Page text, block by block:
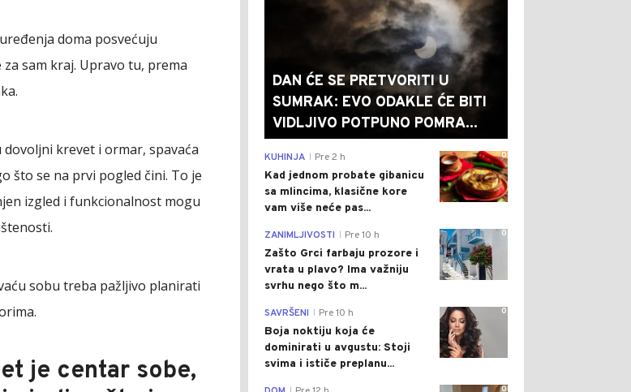
doma posvećuju
sam kraj. Upravo tu, prema
krevet i ormar, spavaća
što se na prvi pogled čini. To je
izgled i funkcionalnost mogu
sobu treba pažljivo planirati
je centar sobe,
DAN ĆE SE PRETVORITI U
SUMRAK: EVO ODAKLE ĆE BITI
VIDLJIVO POTPUNO POMRA...
0
KUHINJA Pre 2 h
Kad jednom probate gibanicu
sa mlincima, klasične kore
vam više neće pas...
0
ZANIMLJIVOSTI Pre 10 h
Zašto Grci farbaju prozore i
vrata u plavo? Ima važniju
svrhu nego što m...
0
SAVRŠENI Pre 10 h
Boja noktiju koja će
dominirati u avgustu: Stoji
svima i ističe preplanu...
0